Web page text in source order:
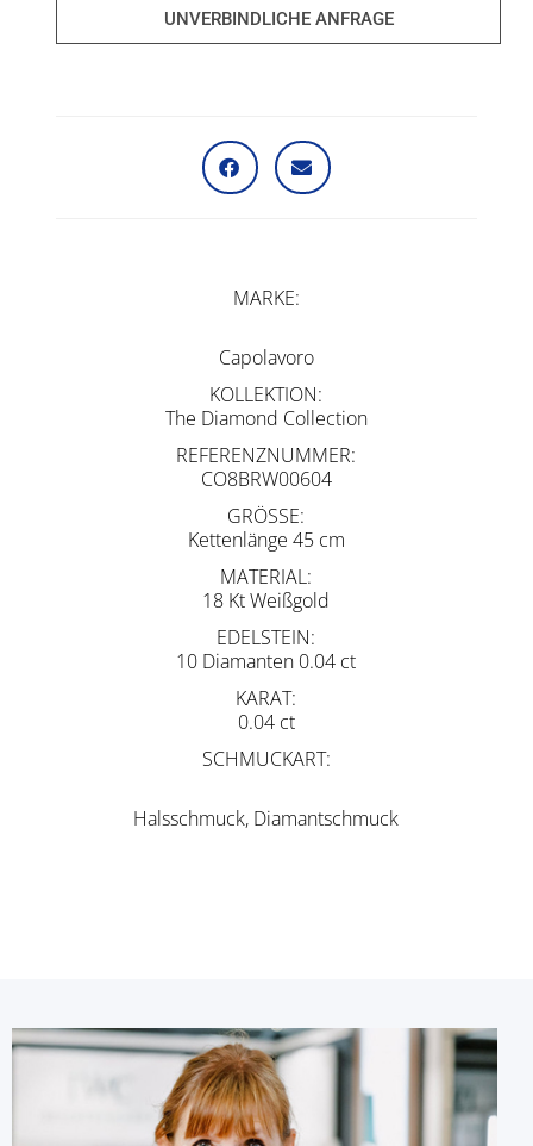
UNVERBINDLICHE ANFRAGE
MARKE
Capolavoro
KOLLEKTION
The Diamond Collection
REFERENZNUMMER
CO8BRW00604
GRÖSSE
Kettenlänge 45 cm
MATERIAL
18 Kt Weißgold
EDELSTEIN
10 Diamanten 0.04 ct
KARAT
0.04 ct
SCHMUCKART
Halsschmuck, Diamantschmuck